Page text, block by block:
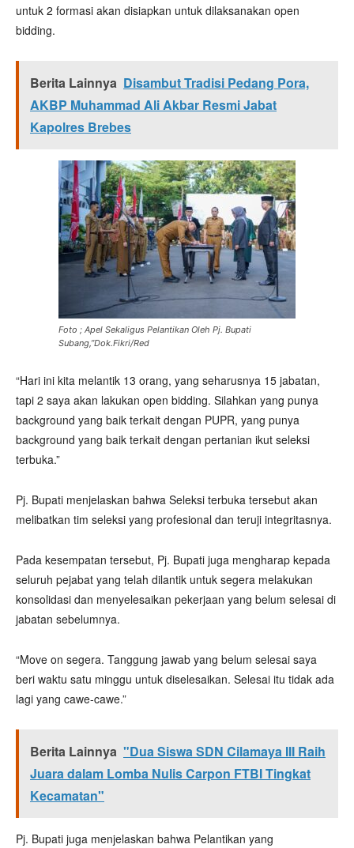
untuk 2 formasi akan disiapkan untuk dilaksanakan open
bidding.
Berita Lainnya Disambut Tradisi Pedang Pora,
AKBP Muhammad Ali Akbar Resmi Jabat
Kapolres Brebes
Foto ; Apel Sekaligus Pelantikan Oleh Pj. Bupati
Subang,”Dok.Fikri/Red
“Hari ini kita melantik 13 orang, yang seharusnya 15 jabatan,
tapi 2 saya akan lakukan open bidding. Silahkan yang punya
background yang baik terkait dengan PUPR, yang punya
background yang baik terkait dengan pertanian ikut seleksi
terbuka.”
Pj. Bupati menjelaskan bahwa Seleksi terbuka tersebut akan
melibatkan tim seleksi yang profesional dan teruji integritasnya.
Pada kesempatan tersebut, Pj. Bupati juga mengharap kepada
seluruh pejabat yang telah dilantik untuk segera melakukan
konsolidasi dan menyelesaikan pekerjaan yang belum selesai di
jabatan sebelumnya.
“Move on segera. Tanggung jawab yang belum selesai saya
beri waktu satu minggu untuk diselesaikan. Selesai itu tidak ada
lagi yang cawe-cawe.”
Berita Lainnya "Dua Siswa SDN Cilamaya III Raih
Juara dalam Lomba Nulis Carpon FTBI Tingkat
Kecamatan"
Pj. Bupati juga menjelaskan bahwa Pelantikan yang